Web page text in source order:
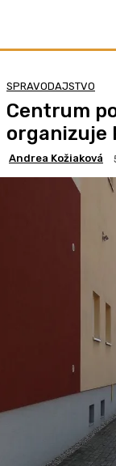
SPRAVODAJSTVO
Centrum
organizuje
Andrea Kožiaková